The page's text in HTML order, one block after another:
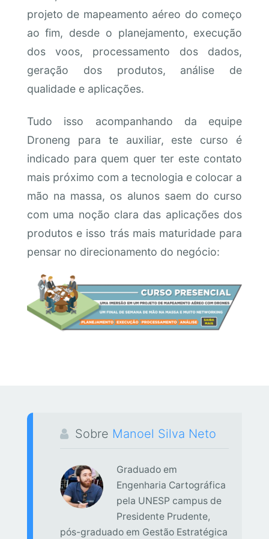
projeto de mapeamento aéreo do começo
ao fim, desde o planejamento, execução
dos voos, processamento dos dados,
geração dos produtos, análise de
qualidade e aplicações.
Tudo isso acompanhando da equipe
Droneng para te auxiliar, este curso é
indicado para quem quer ter este contato
mais próximo com a tecnologia e colocar a
mão na massa, os alunos saem do curso
com uma noção clara das aplicações dos
produtos e isso trás mais maturidade para
pensar no direcionamento do negócio:
Sobre Manoel Silva Neto
Graduado em
Engenharia Cartográfica
pela UNESP campus de
Presidente Prudente,
pós-graduado em Gestão Estratégica